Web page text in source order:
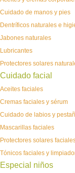
Cuidado de manos y pies
Dentríficos naturales e
Jabones naturales
Lubricantes
Protectores solares
Cuidado facial
Aceites faciales
Cremas faciales y sérum
Cuidado de labios y
Mascarillas faciales
Protectores solares
Tónicos faciales y
Especial niños